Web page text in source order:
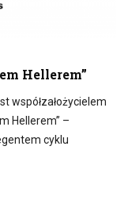
Hellerem”
współzałożycielem
Hellerem” –
cyklu